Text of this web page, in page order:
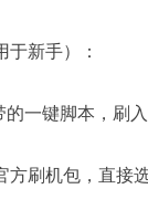
于新手）：
的一键脚本，刷
方刷机包，直接